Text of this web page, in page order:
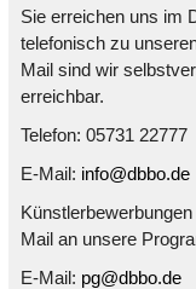
Sie erreichen uns im
telefonisch zu
Mail sind wir
erreichbar.
Telefon: 05731 22777
E-Mail: info@dbbo.de
Mail an unsere
E-Mail: pg@dbbo.de